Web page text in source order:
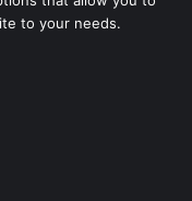
to your needs.